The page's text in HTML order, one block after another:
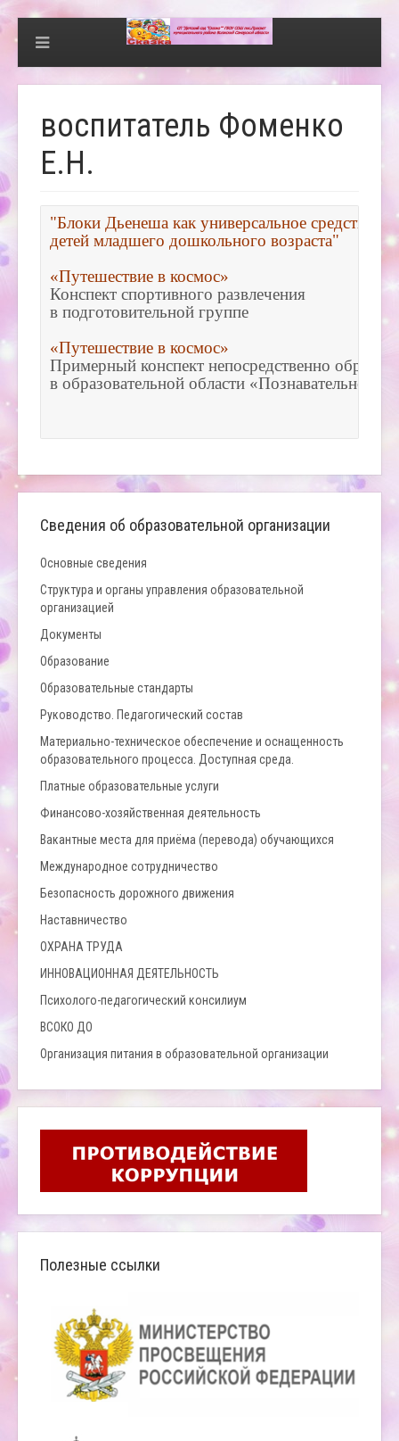
воспитатель Фоменко
Е.Н.
"Блоки Дьенеша как универсальное средство
детей младшего дошкольного возраста"
«Путешествие в космос»
Конспект спортивного развлечения
в подготовительной группе
«Путешествие в космос»
Примерный конспект непосредственно
в образовательной области «Познавательное
Сведения об образовательной организации
Основные сведения
Структура и органы управления образовательной
организацией
Документы
Образование
Образовательные стандарты
Руководство. Педагогический состав
Материально-техническое обеспечение и оснащенность
образовательного процесса. Доступная среда.
Платные образовательные услуги
Финансово-хозяйственная деятельность
Вакантные места для приёма (перевода) обучающихся
Международное сотрудничество
Безопасность дорожного движения
Наставничество
ОХРАНА ТРУДА
ИННОВАЦИОННАЯ ДЕЯТЕЛЬНОСТЬ
Психолого-педагогический консилиум
ВСОКО ДО
Организация питания в образовательной организации
Полезные ссылки